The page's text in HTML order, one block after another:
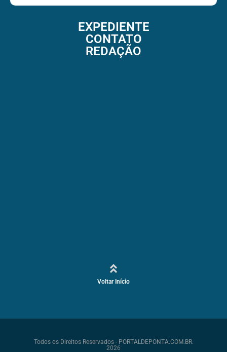
EXPEDIENTE
CONTATO
REDAÇÃO
Voltar Início
Todos os Direitos Reservados - PORTALDEPONTA.COM.BR.
2026